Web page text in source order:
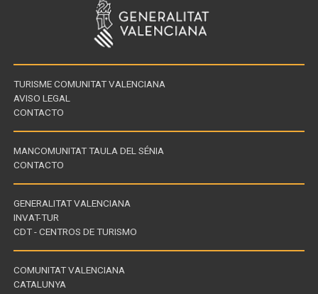
TURISME COMUNITAT VALENCIANA
AVISO LEGAL
CONTACTO
MANCOMUNITAT TAULA DEL SÉNIA
CONTACTO
Links
of
interest
GENERALITAT VALENCIANA
INVAT-TUR
CDT - CENTROS DE TURISMO
COMUNITAT VALENCIANA
CATALUNYA